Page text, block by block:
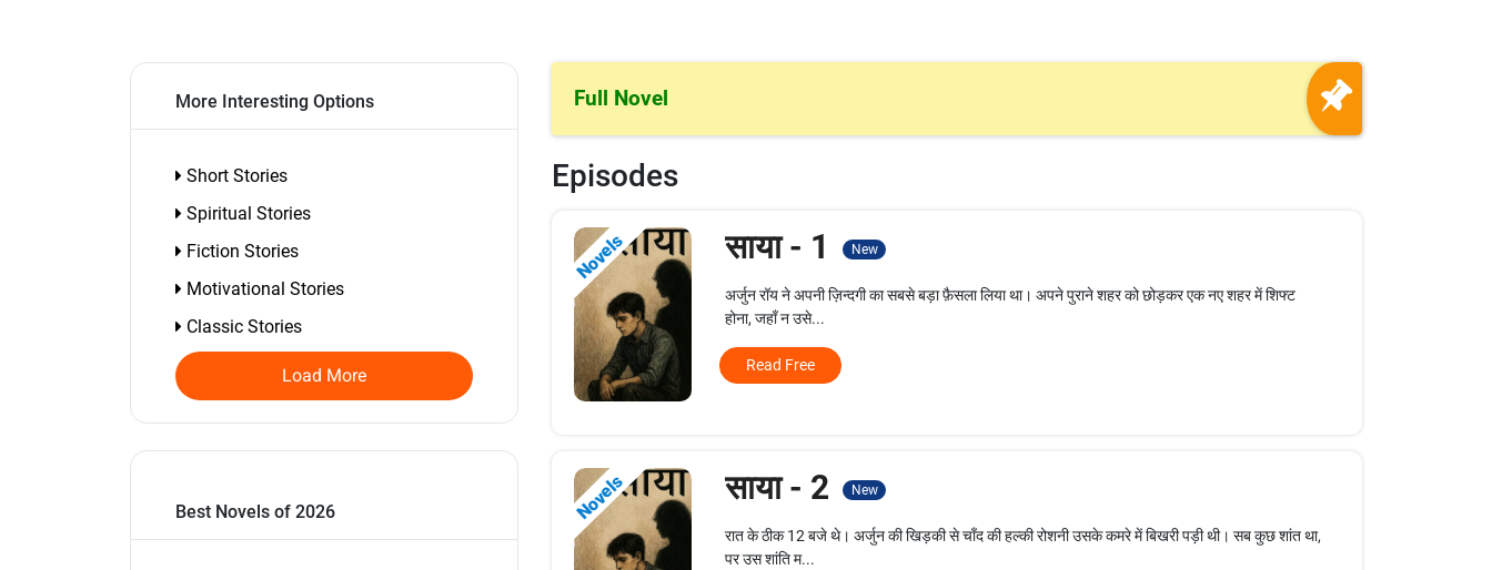
More Interesting Options
Short Stories
Spiritual Stories
Fiction Stories
Motivational Stories
Classic Stories
Load More
Best Novels of 2026
Full Novel
Episodes
Novels साया - 1 New
अर्जुन रॉय ने अपनी ज़िन्दगी का सबसे बड़ा फ़ैसला लिया था। अपने पुराने शहर को छोड़कर एक नए शहर में शिफ्ट
होना, जहाँ न उसे...
Read Free
Novels साया - 2 New
रात के ठीक 12 बजे थे। अर्जुन की खिड़की से चाँद की हल्की रोशनी उसके कमरे में बिखरी पड़ी थी। सब कुछ शांत था,
पर उस शांति म...